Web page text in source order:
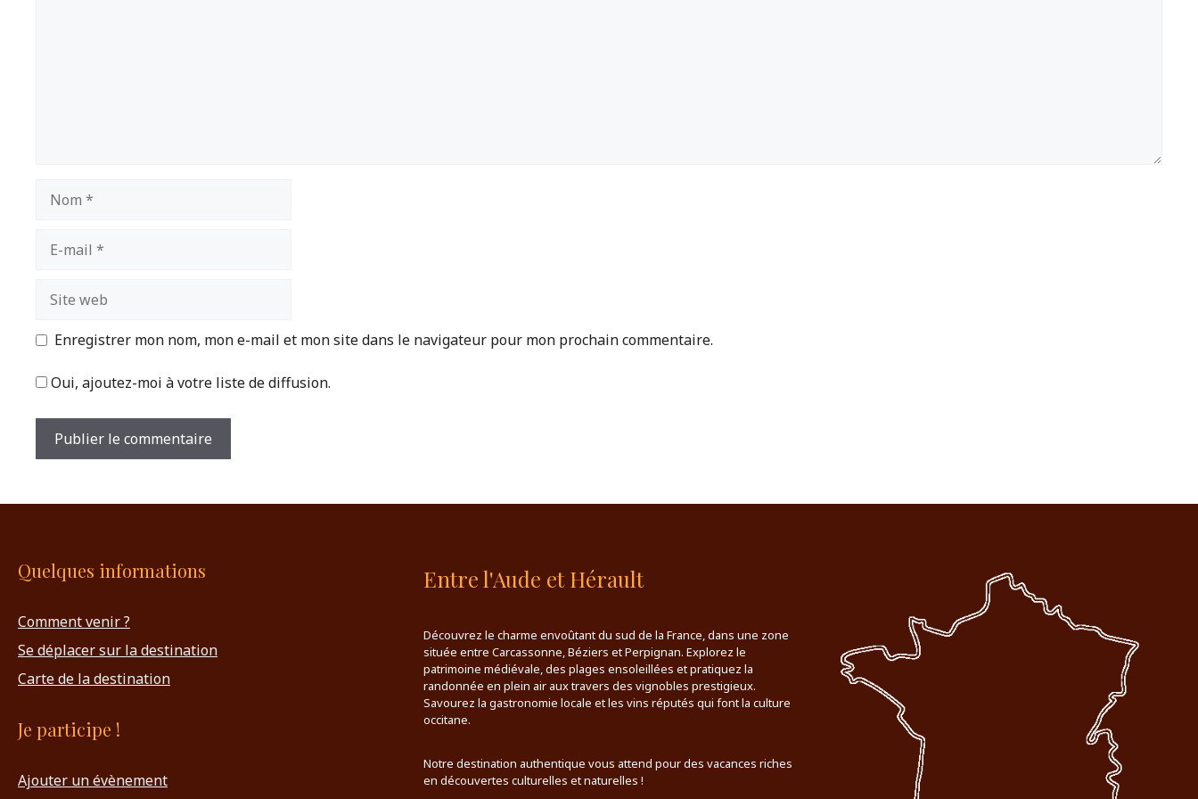
mail
web
Enregistrer mon nom, mon e-mail et mon site dans le navigateur pour mon prochain commentaire.
Oui, ajoutez-moi à votre liste de diffusion.
Quelques informations
Comment venir ?
Se déplacer sur la destination
Carte de la destination
Je participe !
Ajouter un évènement
Entre l'Aude et Hérault
Découvrez le charme envoûtant du sud de la France, dans une zone
située entre Carcassonne, Béziers et Perpignan. Explorez le
patrimoine médiévale, des plages ensoleillées et pratiquez la
randonnée en plein air aux travers des vignobles prestigieux.
Savourez la gastronomie locale et les vins réputés qui font la culture
occitane.
Notre destination authentique vous attend pour des vacances riches
en découvertes culturelles et naturelles !